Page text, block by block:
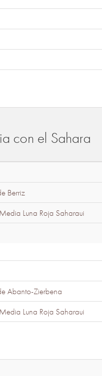
con el Sahara
Berriz
Media Luna Roja Saharaui
Abanto-Zierbena
Media Luna Roja Saharaui